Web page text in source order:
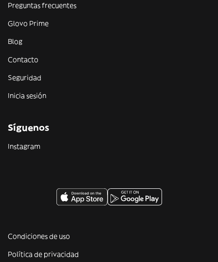
Preguntas frecuentes
Glovo Prime
Blog
Contacto
Seguridad
Inicia sesión
Síguenos
Instagram
Condiciones de uso
Política de privacidad